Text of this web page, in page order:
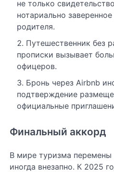
не только
нотариально
родителя.
Путешественник без
прописки вызывает
офицеров.
Бронь через Airbnb
подтверждение
официальные
Финальный аккорд
В мире туризма перемены
иногда внезапно. К 2025